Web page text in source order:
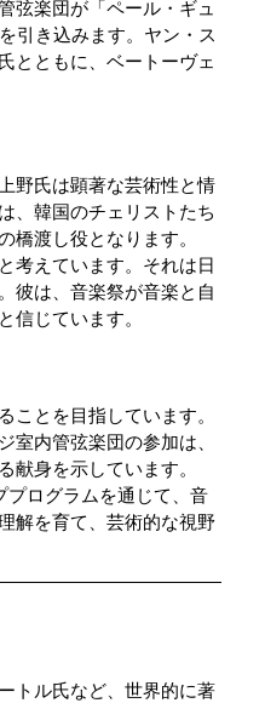
弦楽団が「ペール・ギュ
引き込みます。ヤン・ス
とともに、ベートーヴェ
野氏は顕著な芸術性と情
、韓国のチェリストたち
橋渡し役となります。
考えています。それは日
彼は、音楽祭が音楽と自
信じています。
ことを目指しています。
室内管弦楽団の参加は、
献身を示しています。
プログラムを通じて、音
解を育て、芸術的な視野
トル氏など、世界的に著